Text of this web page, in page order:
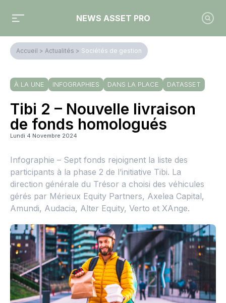
NEWS ASSET PRO
Accueil > Actualités > Sociétés de gestion
À LA UNE INFOGRAPHIES DANS LA PLACE DATASSET
Tibi 2 – Nouvelle livraison
de fonds homologués
Lundi 4 Novembre 2024
Infographie – Sept fonds rejoignent la liste des
participants à la phase 2 de l’initiative Tibi. La
direction générale du Trésor a choisi des véhicules
gérés par Mérieux Equity Partners, Axelea Capital,
Amundi, Audacia, Alter Equity, Verto et XAnge.